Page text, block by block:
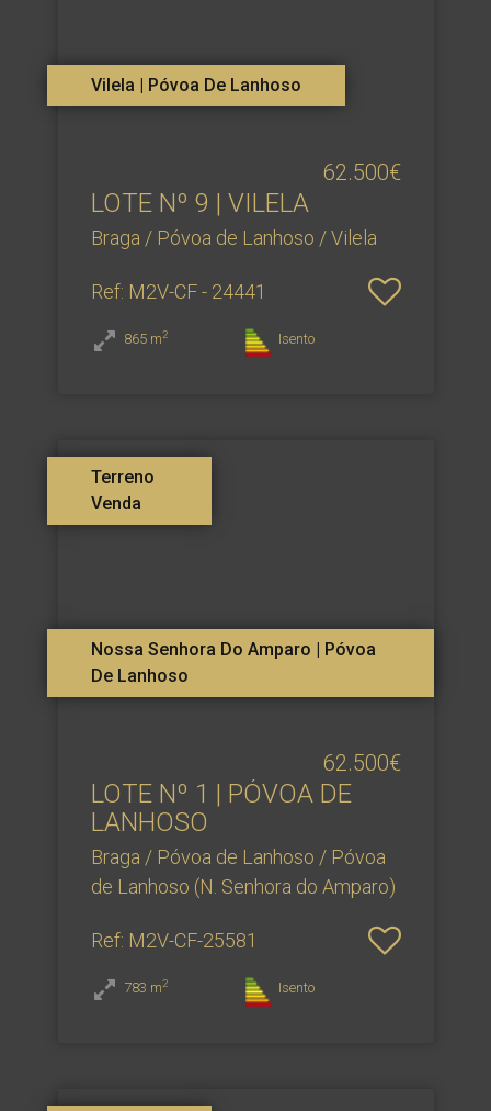
Vilela | Póvoa De Lanhoso
62.500€
LOTE Nº 9 | VILELA
Braga / Póvoa de Lanhoso / Vilela
Ref: M2V-CF - 24441
865 m2 Isento
Terreno
Venda
Nossa Senhora Do Amparo | Póvoa
De Lanhoso
62.500€
LOTE Nº 1 | PÓVOA DE
LANHOSO
Braga / Póvoa de Lanhoso / Póvoa
de Lanhoso (N. Senhora do Amparo)
Ref: M2V-CF-25581
783 m2 Isento